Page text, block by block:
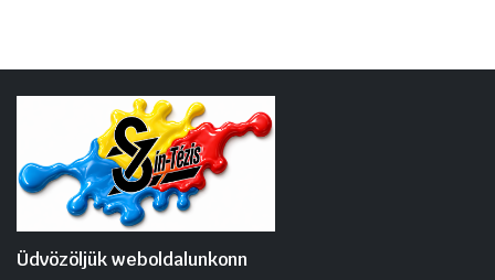
Üdvözöljük weboldalunkonn